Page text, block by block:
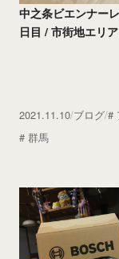
中之条ビエンナー
日目 / 市街地エリア
2021.11.10 ブログ
群馬